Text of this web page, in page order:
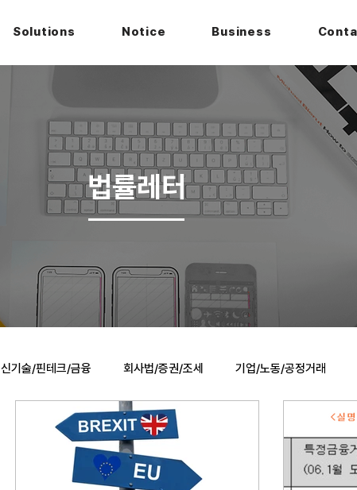
Solutions Notice Business
법률레터
신기술/핀테크/금융 회사법/증권/조세 기업/노동/공정거래
법률QnA 2025 대선 한눈에